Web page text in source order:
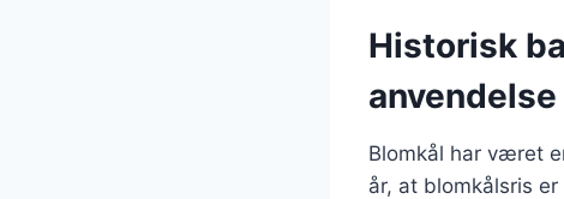
Historisk
anvendelse
Blomkål har været
år, at blomkålsris